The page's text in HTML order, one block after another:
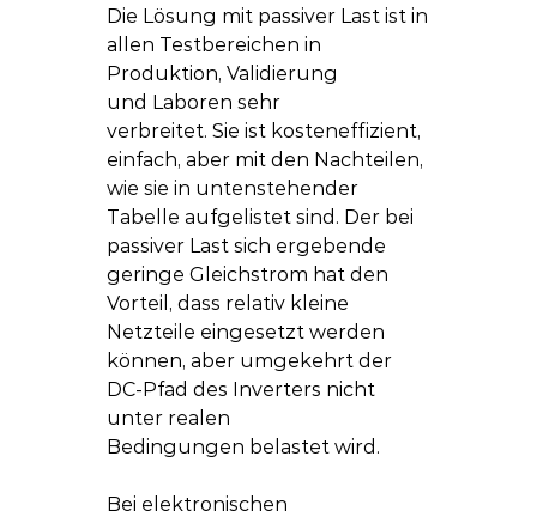
Die Lösung mit passiver Last ist in
allen Testbereichen in
Produktion, Validierung
und Laboren sehr
verbreitet. Sie ist kosteneffizient,
einfach, aber mit den Nachteilen,
wie sie in untenstehender
Tabelle aufgelistet sind. Der bei
passiver Last sich ergebende
geringe Gleichstrom hat den
Vorteil, dass relativ kleine
Netzteile eingesetzt werden
können, aber umgekehrt der
DC-Pfad des Inverters nicht
unter realen
Bedingungen belastet wird.
Bei elektronischen